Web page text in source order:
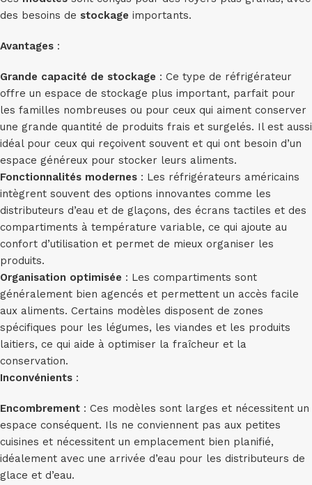
des besoins de stockage importants.
Avantages :
Grande capacité de stockage : Ce type de réfrigérateur
offre un espace de stockage plus important, parfait pour
les familles nombreuses ou pour ceux qui aiment conserver
une grande quantité de produits frais et surgelés. Il est aussi
idéal pour ceux qui reçoivent souvent et qui ont besoin d’un
espace généreux pour stocker leurs aliments.
Fonctionnalités modernes : Les réfrigérateurs américains
intègrent souvent des options innovantes comme les
distributeurs d’eau et de glaçons, des écrans tactiles et des
compartiments à température variable, ce qui ajoute au
confort d’utilisation et permet de mieux organiser les
produits.
Organisation optimisée : Les compartiments sont
généralement bien agencés et permettent un accès facile
aux aliments. Certains modèles disposent de zones
spécifiques pour les légumes, les viandes et les produits
laitiers, ce qui aide à optimiser la fraîcheur et la
conservation.
Inconvénients :
Encombrement : Ces modèles sont larges et nécessitent un
espace conséquent. Ils ne conviennent pas aux petites
cuisines et nécessitent un emplacement bien planifié,
idéalement avec une arrivée d’eau pour les distributeurs de
glace et d’eau.